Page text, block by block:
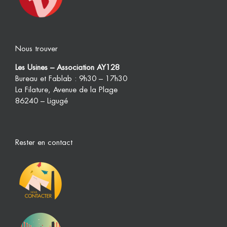
Nous trouver
Les Usines – Association AY128
Bureau et Fablab : 9h30 – 17h30
La Filature, Avenue de la Plage
86240 – Ligugé
Rester en contact